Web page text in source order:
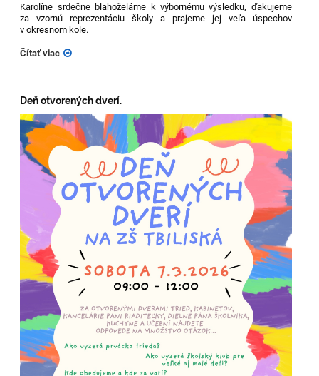
Karolíne srdečne blahoželáme k výbornému výsledku, ďakujeme
za vzornú reprezentáciu školy a prajeme jej veľa úspechov
v okresnom kole.
Čítať viac
Deň otvorených dverí.